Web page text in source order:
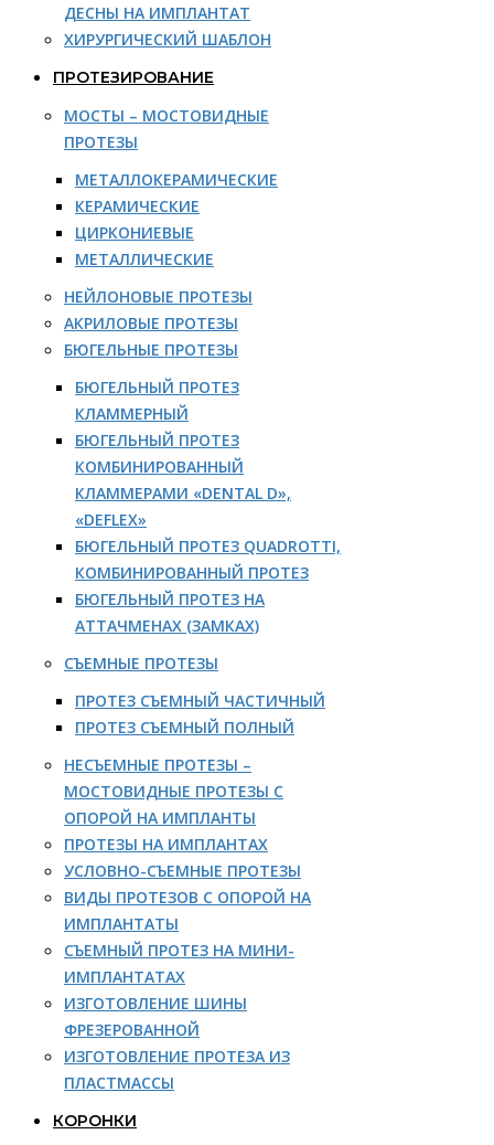
ДЕСНЫ НА ИМПЛАНТАТ
ХИРУРГИЧЕСКИЙ ШАБЛОН
ПРОТЕЗИРОВАНИЕ
МОСТЫ – МОСТОВИДНЫЕ
ПРОТЕЗЫ
МЕТАЛЛОКЕРАМИЧЕСКИЕ
КЕРАМИЧЕСКИЕ
ЦИРКОНИЕВЫЕ
МЕТАЛЛИЧЕСКИЕ
НЕЙЛОНОВЫЕ ПРОТЕЗЫ
АКРИЛОВЫЕ ПРОТЕЗЫ
БЮГЕЛЬНЫЕ ПРОТЕЗЫ
БЮГЕЛЬНЫЙ ПРОТЕЗ
КЛАММЕРНЫЙ
БЮГЕЛЬНЫЙ ПРОТЕЗ
КОМБИНИРОВАННЫЙ
КЛАММЕРАМИ «DENTAL D»,
«DEFLEX»
БЮГЕЛЬНЫЙ ПРОТЕЗ QUADROTTI,
КОМБИНИРОВАННЫЙ ПРОТЕЗ
БЮГЕЛЬНЫЙ ПРОТЕЗ НА
АТТАЧМЕНАХ (ЗАМКАХ)
СЪЕМНЫЕ ПРОТЕЗЫ
ПРОТЕЗ СЪЕМНЫЙ ЧАСТИЧНЫЙ
ПРОТЕЗ СЪЕМНЫЙ ПОЛНЫЙ
НЕСЪЕМНЫЕ ПРОТЕЗЫ –
МОСТОВИДНЫЕ ПРОТЕЗЫ С
ОПОРОЙ НА ИМПЛАНТЫ
ПРОТЕЗЫ НА ИМПЛАНТАХ
УСЛОВНО-СЪЕМНЫЕ ПРОТЕЗЫ
ВИДЫ ПРОТЕЗОВ С ОПОРОЙ НА
ИМПЛАНТАТЫ
СЪЕМНЫЙ ПРОТЕЗ НА МИНИ-
ИМПЛАНТАТАХ
ИЗГОТОВЛЕНИЕ ШИНЫ
ФРЕЗЕРОВАННОЙ
ИЗГОТОВЛЕНИЕ ПРОТЕЗА ИЗ
ПЛАСТМАССЫ
КОРОНКИ